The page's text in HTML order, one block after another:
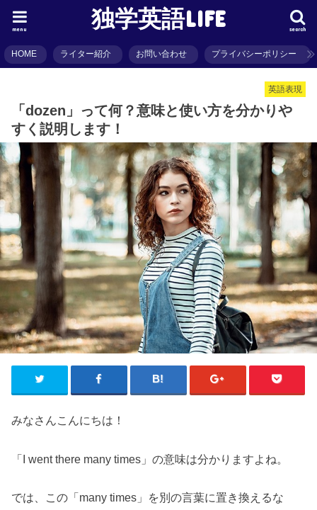
独学英語LIFE search
menu
HOME ライター紹介 お問い合わせ プライバシーポリシー
英語表現
「dozen」って何？意味と使い方を分かりや
すく説明します！
みなさんこんにちは！
「I went there many times」の意味は分かりますよね。
では、この「many times」を別の言葉に置き換えるな